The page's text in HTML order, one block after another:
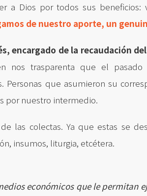
a Dios por todos sus beneficios:
de nuestro aporte, un
encargado de la recaudación
nos trasparenta que el pasado
Personas que asumieron su
por nuestro intermedio.
las colectas. Ya que estas se
insumos, liturgia, etcétera.
económicos que le permitan